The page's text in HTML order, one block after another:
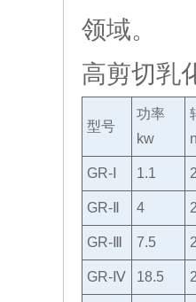
领域。
高剪切乳
型号
功率
kw
GR-Ⅰ 1.1
GR-Ⅱ 4
GR-Ⅲ 7.5
GR-Ⅳ 18.5